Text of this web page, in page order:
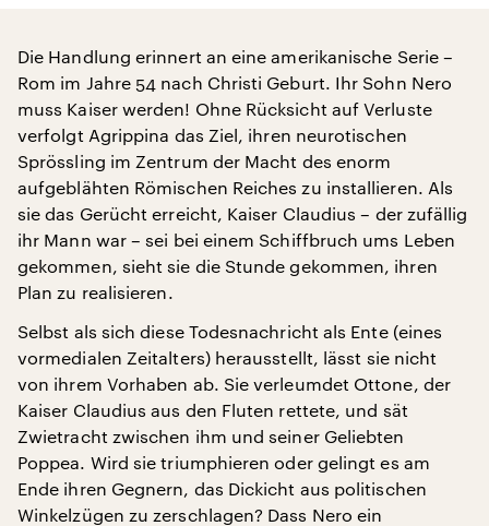
Die Handlung erinnert an eine amerikanische Serie –
Rom im Jahre 54 nach Christi Geburt. Ihr Sohn Nero
muss Kaiser werden! Ohne Rücksicht auf Verluste
verfolgt Agrippina das Ziel, ihren neurotischen
Sprössling im Zentrum der Macht des enorm
aufgeblähten Römischen Reiches zu installieren. Als
sie das Gerücht erreicht, Kaiser Claudius – der zufällig
ihr Mann war – sei bei einem Schiffbruch ums Leben
gekommen, sieht sie die Stunde gekommen, ihren
Plan zu realisieren.
Selbst als sich diese Todesnachricht als Ente (eines
vormedialen Zeitalters) herausstellt, lässt sie nicht
von ihrem Vorhaben ab. Sie verleumdet Ottone, der
Kaiser Claudius aus den Fluten rettete, und sät
Zwietracht zwischen ihm und seiner Geliebten
Poppea. Wird sie triumphieren oder gelingt es am
Ende ihren Gegnern, das Dickicht aus politischen
Winkelzügen zu zerschlagen? Dass Nero ein